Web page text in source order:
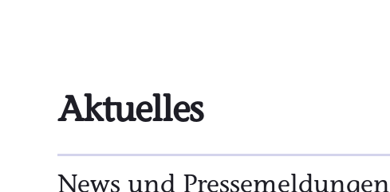
Aktuelles
News und Pressemeldungen